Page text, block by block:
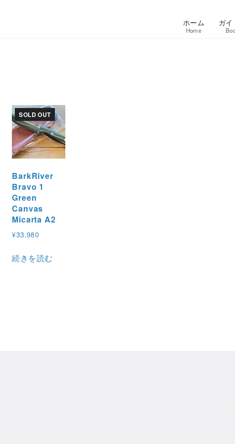
ホーム
Home
ガイ
SOLD OUT
BarkRiver
Bravo 1
Green
Canvas
Micarta A2
¥33,980
続きを読む